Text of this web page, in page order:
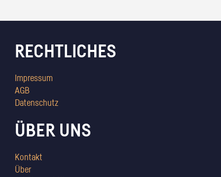
RECHTLICHES
Impressum
AGB
Datenschutz
ÜBER UNS
Kontakt
Über